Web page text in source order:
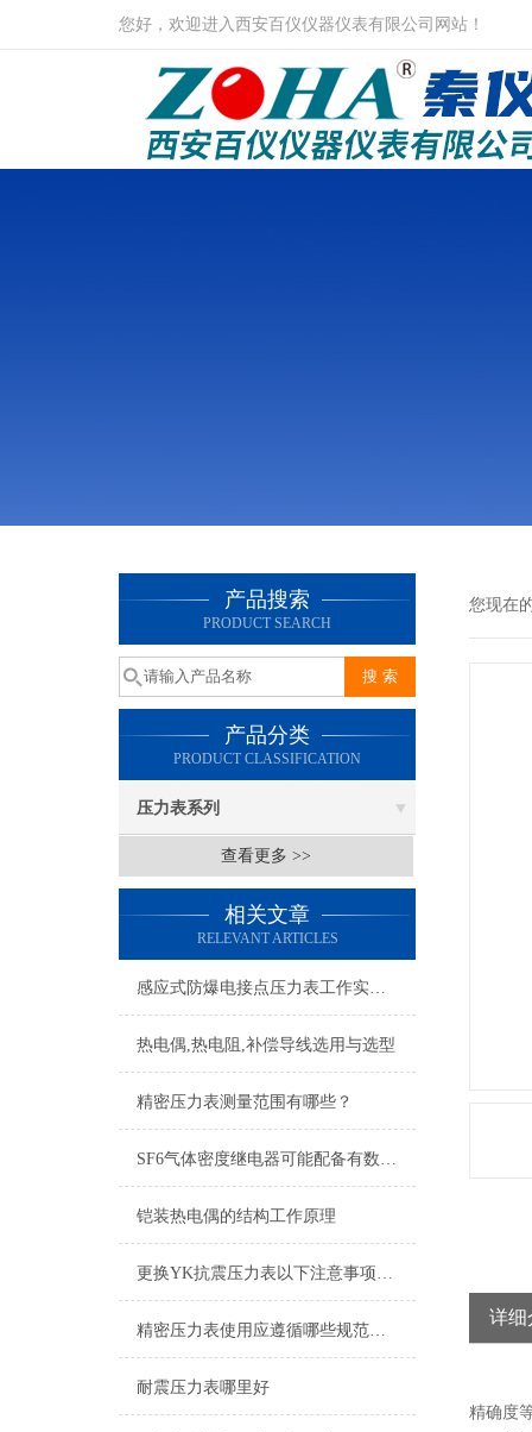
您好，欢迎进入西安百仪仪器仪表有限公司网站！
产品搜索
PRODUCT SEARCH
产品分类
PRODUCT CLASSIFICATION
压力表系列
查看更多 >>
相关文章
RELEVANT ARTICLES
感应式防爆电接点压力表工作实现的控制目的
热电偶,热电阻,补偿导线选用与选型
精密压力表测量范围有哪些？
SF6气体密度继电器可能配备有数字显示和操作面板
铠装热电偶的结构工作原理
更换YK抗震压力表以下注意事项可别忘了
精密压力表使用应遵循哪些规范，如何使用更精确？
耐震压力表哪里好
您现在
详细
精确度